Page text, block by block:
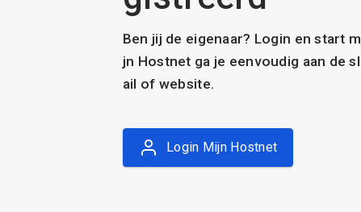
Ben jij de eigenaar? Login en start
jn Hostnet ga je eenvoudig aan de
ail of website.
Login Mijn Hostnet